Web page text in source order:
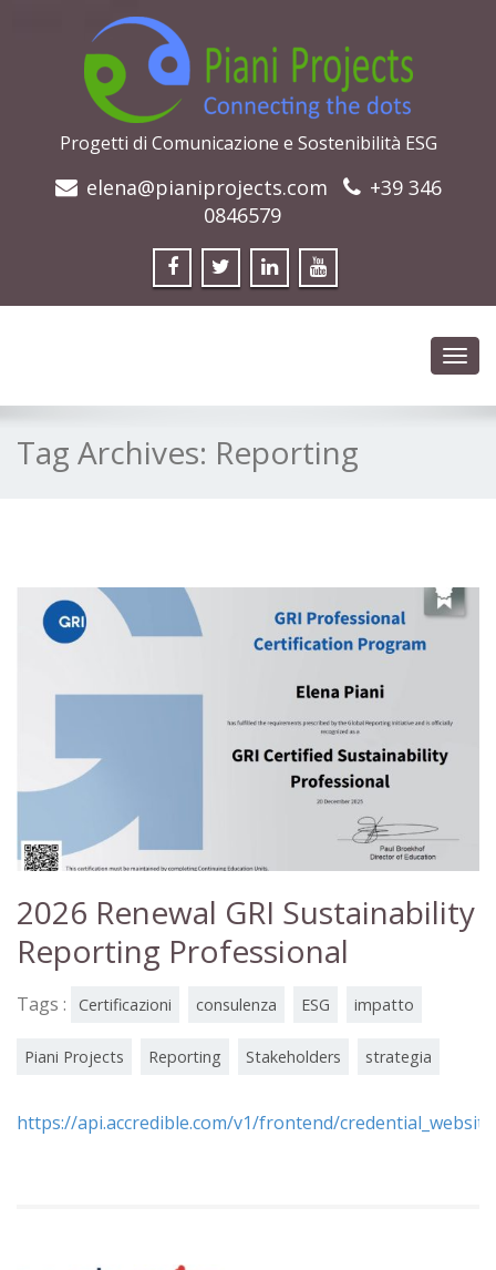
Progetti di Comunicazione e Sostenibilità ESG
elena@pianiprojects.com
+39 346
0846579
Tag Archives: Reporting
2026 Renewal GRI Sustainability
Reporting Professional
Tags : Certificazioni consulenza ESG impatto
Piani Projects Reporting Stakeholders strategia
https://api.accredible.com/v1/frontend/